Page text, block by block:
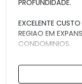
PROFUNDIDADE.
EXCELENTE
REGIAO EM
CONDOMINIOS.
E LOCALIZADO NA